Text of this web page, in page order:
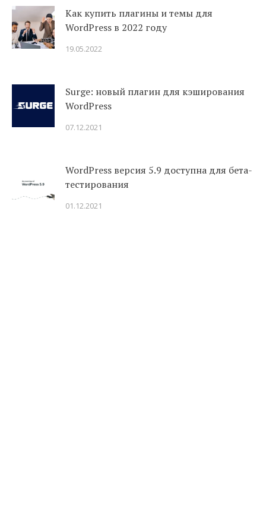
Как купить плагины и темы для
WordPress в 2022 году
19.05.2022
Surge: новый плагин для кэширования
WordPress
07.12.2021
WordPress версия 5.9 доступна для бета-
тестирования
01.12.2021